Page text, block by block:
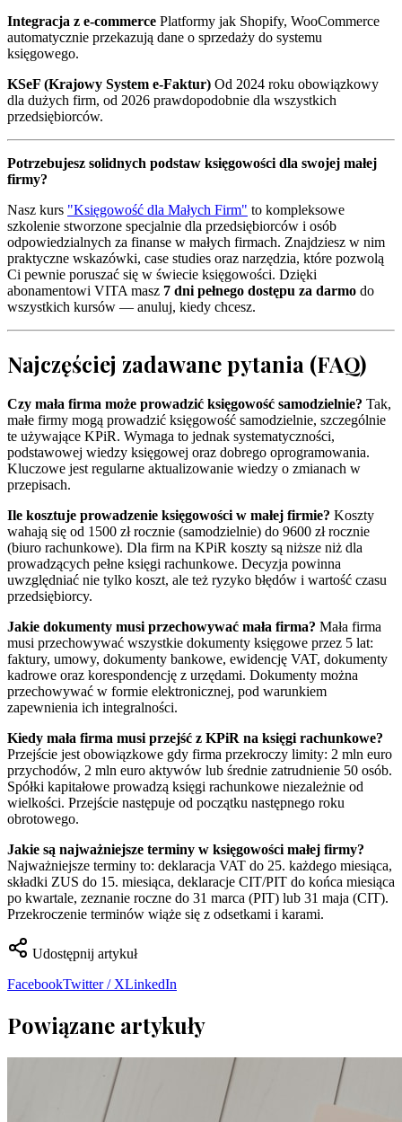
Integracja z e-commerce Platformy jak Shopify, WooCommerce
automatycznie przekazują dane o sprzedaży do systemu
księgowego.
KSeF (Krajowy System e-Faktur) Od 2024 roku obowiązkowy
dla dużych firm, od 2026 prawdopodobnie dla wszystkich
przedsiębiorców.
Potrzebujesz solidnych podstaw księgowości dla swojej małej
firmy?
Nasz kurs "Księgowość dla Małych Firm" to kompleksowe
szkolenie stworzone specjalnie dla przedsiębiorców i osób
odpowiedzialnych za finanse w małych firmach. Znajdziesz w nim
praktyczne wskazówki, case studies oraz narzędzia, które pozwolą
Ci pewnie poruszać się w świecie księgowości. Dzięki
abonamentowi VITA masz 7 dni pełnego dostępu za darmo do
wszystkich kursów — anuluj, kiedy chcesz.
Najczęściej zadawane pytania (FAQ)
Czy mała firma może prowadzić księgowość samodzielnie? Tak,
małe firmy mogą prowadzić księgowość samodzielnie, szczególnie
te używające KPiR. Wymaga to jednak systematyczności,
podstawowej wiedzy księgowej oraz dobrego oprogramowania.
Kluczowe jest regularne aktualizowanie wiedzy o zmianach w
przepisach.
Ile kosztuje prowadzenie księgowości w małej firmie? Koszty
wahają się od 1500 zł rocznie (samodzielnie) do 9600 zł rocznie
(biuro rachunkowe). Dla firm na KPiR koszty są niższe niż dla
prowadzących pełne księgi rachunkowe. Decyzja powinna
uwzględniać nie tylko koszt, ale też ryzyko błędów i wartość czasu
przedsiębiorcy.
Jakie dokumenty musi przechowywać mała firma? Mała firma
musi przechowywać wszystkie dokumenty księgowe przez 5 lat:
faktury, umowy, dokumenty bankowe, ewidencję VAT, dokumenty
kadrowe oraz korespondencję z urzędami. Dokumenty można
przechowywać w formie elektronicznej, pod warunkiem
zapewnienia ich integralności.
Kiedy mała firma musi przejść z KPiR na księgi rachunkowe?
Przejście jest obowiązkowe gdy firma przekroczy limity: 2 mln euro
przychodów, 2 mln euro aktywów lub średnie zatrudnienie 50 osób.
Spółki kapitałowe prowadzą księgi rachunkowe niezależnie od
wielkości. Przejście następuje od początku następnego roku
obrotowego.
Jakie są najważniejsze terminy w księgowości małej firmy?
Najważniejsze terminy to: deklaracja VAT do 25. każdego miesiąca,
składki ZUS do 15. miesiąca, deklaracje CIT/PIT do końca miesiąca
po kwartale, zeznanie roczne do 31 marca (PIT) lub 31 maja (CIT).
Przekroczenie terminów wiąże się z odsetkami i karami.
Udostępnij artykuł
FacebookTwitter / XLinkedIn
Powiązane artykuły